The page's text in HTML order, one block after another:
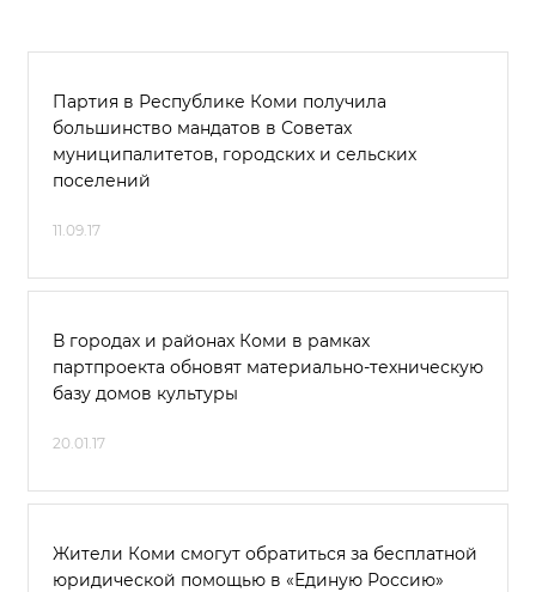
Партия в Республике Коми получила
большинство мандатов в Советах
муниципалитетов, городских и сельских
поселений
11.09.17
В городах и районах Коми в рамках
партпроекта обновят материально-техническую
базу домов культуры
20.01.17
Жители Коми смогут обратиться за бесплатной
юридической помощью в «Единую Россию»